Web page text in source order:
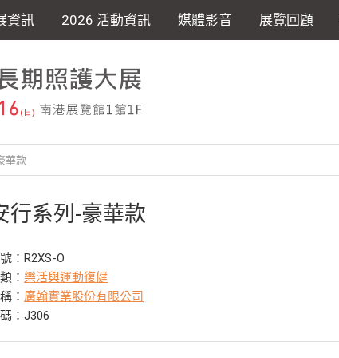
資訊 2026 活動資訊 媒體影音 展覽回顧
華款
行系列-豪華款
：R2XS-O
：樂活與運動復健
： 廣翰實業股份有限公司
：J306